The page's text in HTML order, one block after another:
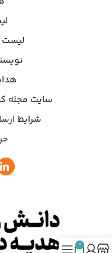
سایت مجله
شرایط
0